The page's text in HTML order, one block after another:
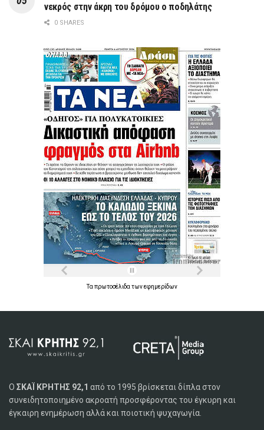
νεκρός στην άκρη του δρόμου ο ποδηλάτης
0 SHARES
Τα πρωτοσέλιδα τωνεφημερίδων
Ο ΣΚΑΪ ΚΡΗΤΗΣ 92,1 από το 1995 βρίσκεται δίπλα στον
συνειδητοποιημένο ακροατή προσφέροντας του έγκυρη και
έγκαιρη ενημέρωση αλλά και ποιοτική ψυχαγωγία.